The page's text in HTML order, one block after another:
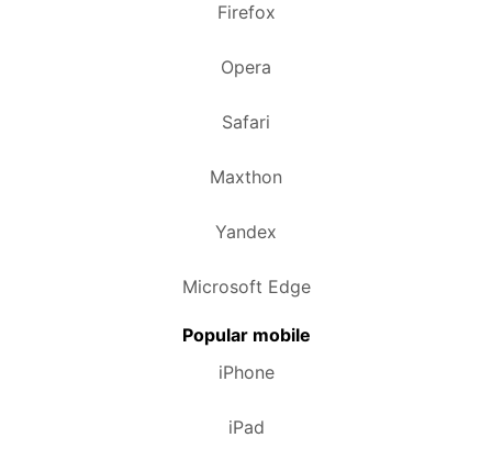
Firefox
Opera
Safari
Maxthon
Yandex
Microsoft Edge
Popular mobile
iPhone
iPad